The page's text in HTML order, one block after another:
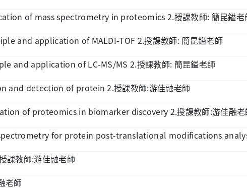
of mass spectrometry in proteomics 2.授課教師: 簡昆鎰老
and application of MALDI-TOF 2.授課教師:簡昆鎰老師
and application of LC-MS/MS 2.授課教師: 簡昆鎰老師
and detection of protein 2.授課教師:游佳融老師
of proteomics in biomarker discovery 2.授課教師:游佳融老
for protein post-translational modifications
課教師:游佳融老師
老師